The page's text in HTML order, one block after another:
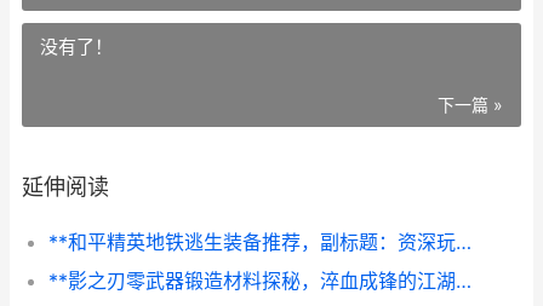
没有了！
下一篇 »
延伸阅读
**和平精英地铁逃生装备推荐，副标题：资深玩家教你选装制胜**
**影之刃零武器锻造材料探秘，淬血成锋的江湖史诗，副标题为铁骨柔情与杀意熔铸之路**